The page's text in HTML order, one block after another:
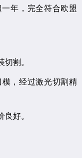
年，完全符合欧盟
割。
，经过激光切割精
好。